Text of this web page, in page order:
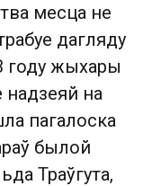
месца не
дагляду
году жыхары
на
пагалоска
былой
Траўгута,